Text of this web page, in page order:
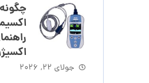
جولای ۲۲, ۲۰۲۶